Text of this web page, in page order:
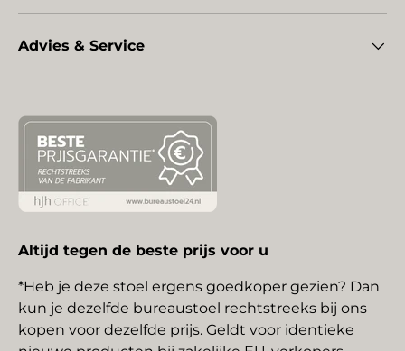
Advies & Service
Altijd tegen de beste prijs voor u
*Heb je deze stoel ergens goedkoper gezien? Dan
kun je dezelfde bureaustoel rechtstreeks bij ons
kopen voor dezelfde prijs. Geldt voor identieke